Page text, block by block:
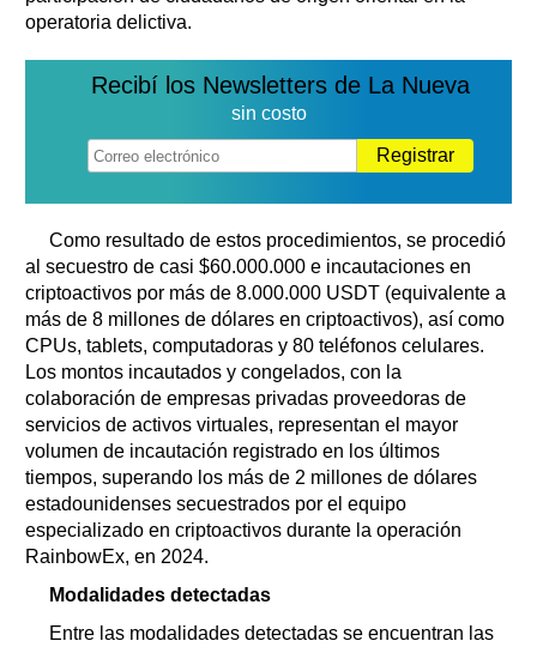
operatoria delictiva.
Recibí los Newsletters de La Nueva
sin costo
Registrar
Como resultado de estos procedimientos, se procedió
al secuestro de casi $60.000.000 e incautaciones en
criptoactivos por más de 8.000.000 USDT (equivalente a
más de 8 millones de dólares en criptoactivos), así como
CPUs, tablets, computadoras y 80 teléfonos celulares.
Los montos incautados y congelados, con la
colaboración de empresas privadas proveedoras de
servicios de activos virtuales, representan el mayor
volumen de incautación registrado en los últimos
tiempos, superando los más de 2 millones de dólares
estadounidenses secuestrados por el equipo
especializado en criptoactivos durante la operación
RainbowEx, en 2024.
Modalidades detectadas
Entre las modalidades detectadas se encuentran las